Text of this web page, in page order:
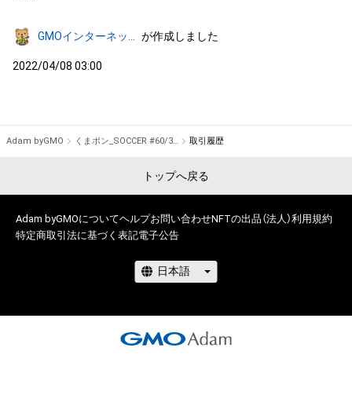
が作成しました
2022/04/08 03:00
Adam byGMO くまポン_SOCCER #60/300 取引履歴
トップへ戻る
Adam byGMOについてヘルプお問い合わせNFTの出品（法人）利用規約
特定商取引法に基づく表記電子公告